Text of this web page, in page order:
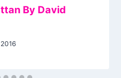
By David